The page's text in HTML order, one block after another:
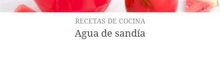
RECETAS DE COCINA
Agua de sandía